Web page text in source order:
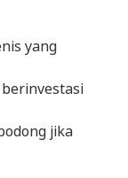
yang
jika